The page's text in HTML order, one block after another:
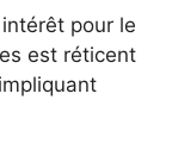
pour le
est réticent